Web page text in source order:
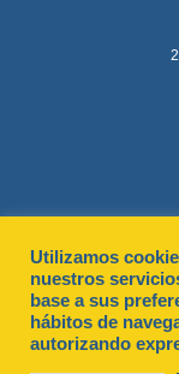
Aviso legal
Utilizamos
nuestros
base a sus
hábitos de
autorizando